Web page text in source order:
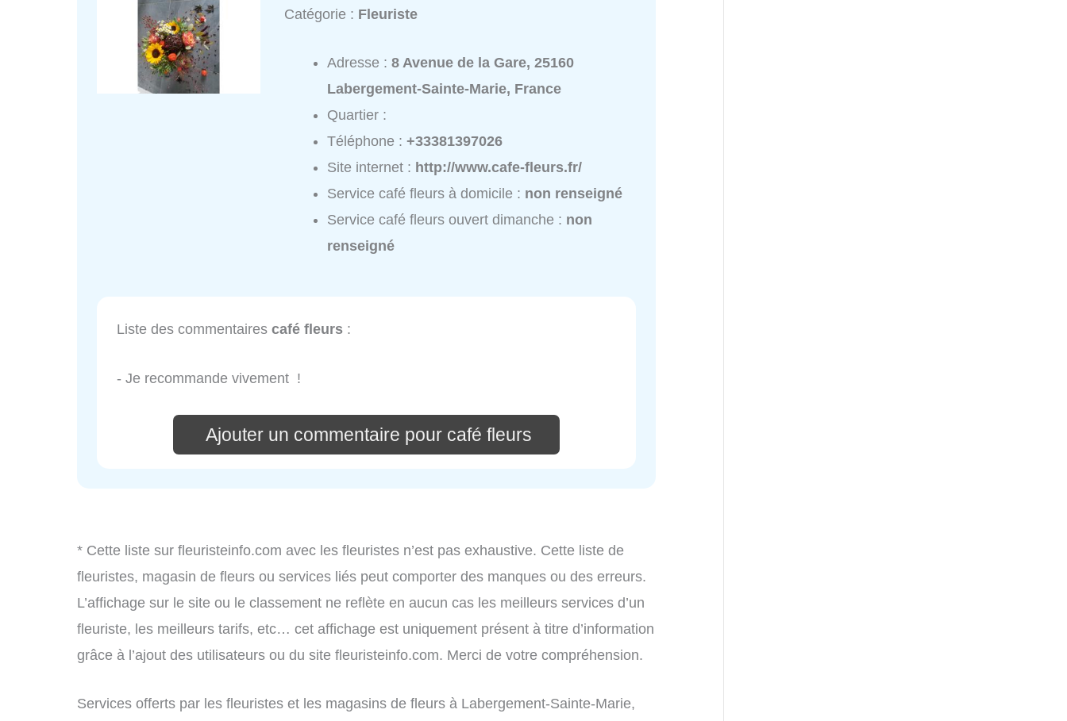
Catégorie : Fleuriste
Adresse :8 Avenue de la Gare, 25160
Labergement-Sainte-Marie, France
Quartier :
Téléphone :+33381397026
Site internet : http://www.cafe-fleurs.fr/
Service café fleurs à domicile : non renseigné
Service café fleurs ouvert dimanche : non
renseigné
Liste des commentaires café fleurs :
- Je recommande vivement !
Ajouter un commentaire pour café fleurs
* Cette liste sur fleuristeinfo.com avec les fleuristes n’est pas exhaustive. Cette liste de
fleuristes, magasin de fleurs ou services liés peut comporter des manques ou des erreurs.
L’affichage sur le site ou le classement ne reflète en aucun cas les meilleurs services d’un
fleuriste, les meilleurs tarifs, etc… cet affichage est uniquement présent à titre d’information
grâce à l’ajout des utilisateurs ou du site fleuristeinfo.com. Merci de votre compréhension.
Services offerts par les fleuristes et les magasins de fleurs à Labergement-Sainte-Marie,